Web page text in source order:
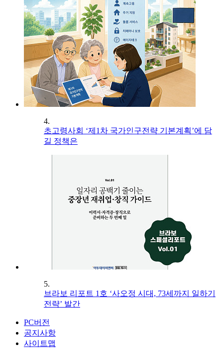
4.
초고령사회 ‘제1차 국가인구전략 기본계획’에 담
길 정책은
5.
브라보 리포트 1호 ‘사오정 시대, 73세까지 일하기
전략’ 발간
PC버전
공지사항
사이트맵